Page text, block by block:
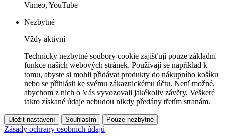
Vimeo, YouTube
Nezbytné
Vždy aktivní
Technicky nezbytné soubory cookie zajišťují pouze základní
funkce našich webových stránek. Používají se například k
tomu, abyste si mohli přidávat produkty do nákupního košíku
nebo se přihlásit ke svému zákaznickému účtu. Není možné,
abychom z nich o Vás vyvozovali jakékoliv závěry. Veškeré
takto získané údaje nebudou nikdy předány třetím stranám.
Uložit nastavení Souhlasím Pouze nezbytné
Zásady ochrany osobních údajů